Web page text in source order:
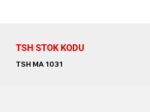
TSH STOK KODU
TSH MA 1031